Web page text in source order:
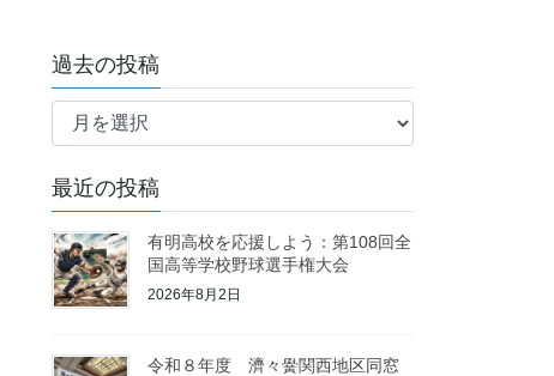
過去の投稿
過
投
稿
最近の投稿
有明高校を応援しよう：第108回全
国高等学校野球選手権大会
2026年8月2日
令和８年度 濟々黌関西地区同窓